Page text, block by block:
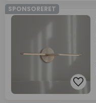
SPONSORERET